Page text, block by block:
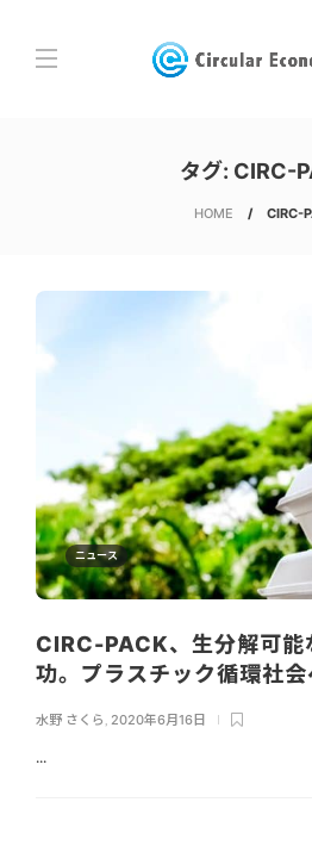
タグ: CIRC-
HOME CIRC-
ニュース
CIRC-PACK、生分解可能
功。プラスチック循環社
水野 さくら 2020年6月16日
...